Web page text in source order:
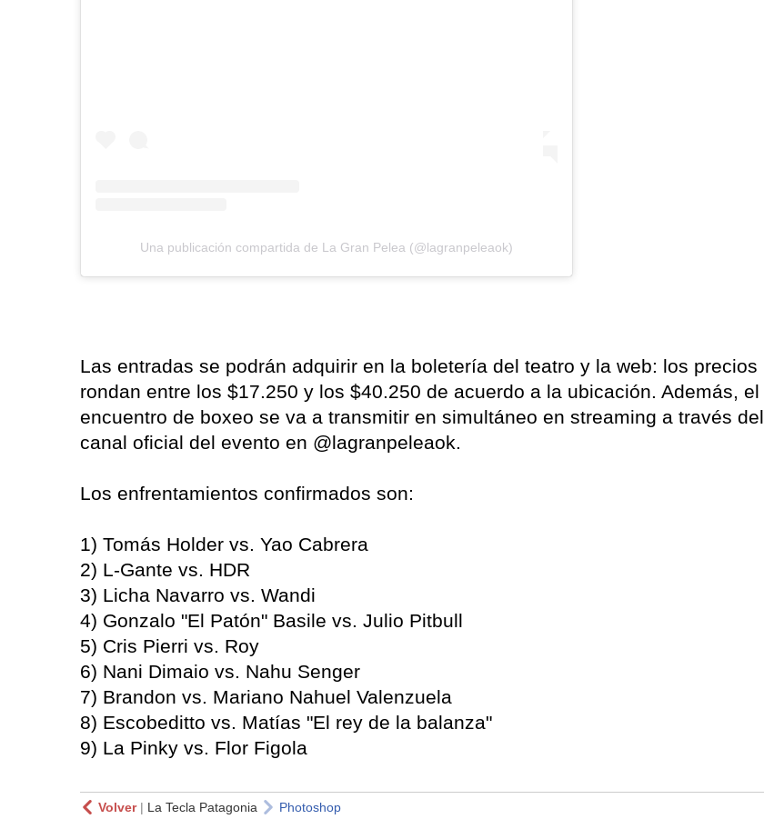
Una publicación compartida de La Gran Pelea (@lagranpeleaok)
Las entradas se podrán adquirir en la boletería del teatro y la web: los precios
rondan entre los $17.250 y los $40.250 de acuerdo a la ubicación. Además, el
encuentro de boxeo se va a transmitir en simultáneo en streaming a través del
canal oficial del evento en @lagranpeleaok.
Los enfrentamientos confirmados son:
1) Tomás Holder vs. Yao Cabrera
2) L-Gante vs. HDR
3) Licha Navarro vs. Wandi
4) Gonzalo "El Patón" Basile vs. Julio Pitbull
5) Cris Pierri vs. Roy
6) Nani Dimaio vs. Nahu Senger
7) Brandon vs. Mariano Nahuel Valenzuela
8) Escobeditto vs. Matías "El rey de la balanza"
9) La Pinky vs. Flor Figola
Volver| La Tecla Patagonia Photoshop